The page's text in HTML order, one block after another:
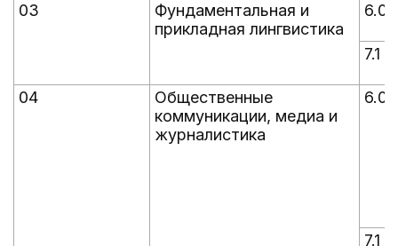
03
Фундаментальная и
прикладная лингвистика
6.0
7.1
04
Общественные
коммуникации, медиа и
журналистика
6.0
7.1